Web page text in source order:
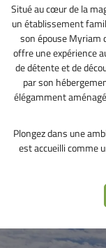
Situé au cœur de la
un établissement
son épouse Myriam
offre une expérience
de détente et de
par son
élégamment
Plongez dans une
est accueilli comme